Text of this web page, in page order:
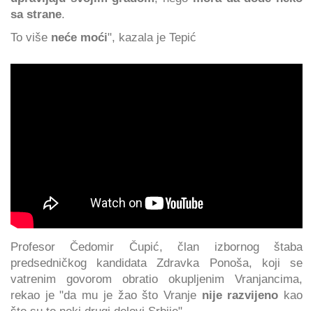
sa strane.
To više neće moći", kazala je Tepić
Profesor Čedomir Čupić, član izbornog štaba
predsedničkog kandidata Zdravka Ponoša, koji se
vatrenim govorom obratio okupljenim Vranjancima,
rekao je "da mu je žao što Vranjenije razvijeno kao